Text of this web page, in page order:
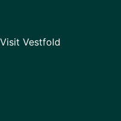
Visit Vestfold